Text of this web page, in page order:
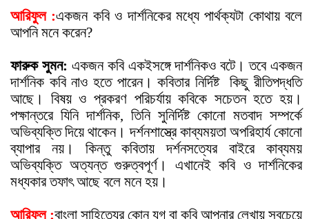
আরিফুল :একজন কবি ও দার্শনিকের মধ্যে পার্থক্যটা কোথায় বলে
আপনি মনে করেন?
ফারুক সুমন: একজন কবি একইসঙ্গে দার্শনিকও বটে। তবে একজন
দার্শনিক কবি নাও হতে পারেন। কবিতার নির্দিষ্ট
কিছু রীতিপদ্ধতি
আছে। বিষয় ও প্রকরণ পরিচর্যায় কবিকে সচেতন হতে হয়।
পক্ষান্তরে যিনি দার্শনিক, তিনি সুনির্দিষ্ট কোনো মতবাদ সম্পর্কে
অভিব্যক্তি দিয়ে থাকেন। দর্শনশাস্ত্রে কাব্যময়তা অপরিহার্য কোনো
ব্যাপার নয়। কিন্তু কবিতায় দর্শনসত্যের বাইরে কাব্যময়
অভিব্যক্তি অত্যন্ত গুরুত্বপূর্ণ। এখানেই কবি ও দার্শনিকের
মধ্যকার তফাৎআছে বলে মনে হয়।
আরিফুল :বাংলা সাহিত্যের কোন যুগ বা কবি আপনার লেখায় সবচেয়ে